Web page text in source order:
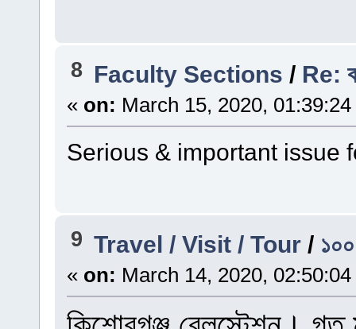
8 Faculty Sections / Re:
« on: March 15, 2020,
Serious & important issue
9 Travel / Visit / Tour /
« on: March 14, 2020,